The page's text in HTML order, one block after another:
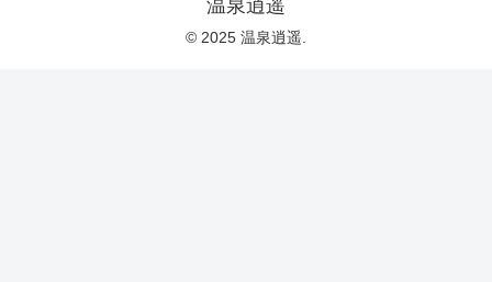
温泉逍遥
© 2025 温泉逍遥.